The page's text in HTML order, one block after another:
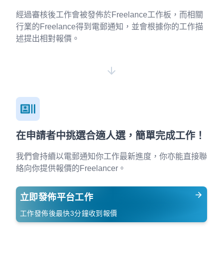
經過審核後工作會被發佈於Freelance工作板，而相關
行業的Freelance得到電郵通知，並會根據你的工作描
述提出相對報價。
在申請者中挑選合適人選，簡單完成工作！
我們會持續以電郵通知你工作最新進度，你亦能直接聯
絡向你提供報價的Freelancer。
立即發佈平台工作
工作發佈後最快3分鐘收到報價